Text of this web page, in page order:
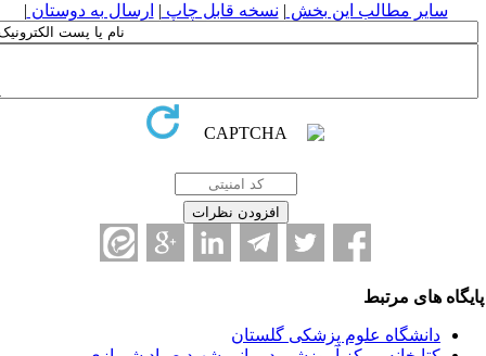
سایر مطالب این بخش | نسخه قابل چاپ| ارسال به دوستان|
های مرتبط
دانشگاه علوم پزشکی گلستان